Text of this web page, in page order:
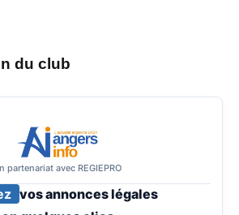
du club
partenariat avec REGIEPRO
vos annonces légales